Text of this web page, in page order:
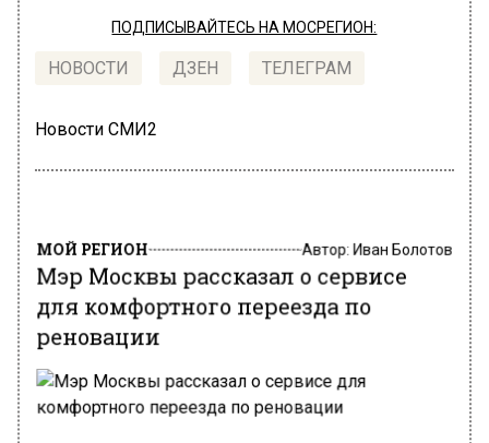
ПОДПИСЫВАЙТЕСЬ НА МОСРЕГИОН:
НОВОСТИ ДЗЕН ТЕЛЕГРАМ
Новости СМИ2
МОЙ РЕГИОН Автор:Иван Болотов
Мэр Москвы рассказал о сервисе
для комфортного переезда по
реновации